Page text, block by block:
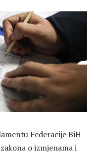
Federacije BiH
o izmjenama i